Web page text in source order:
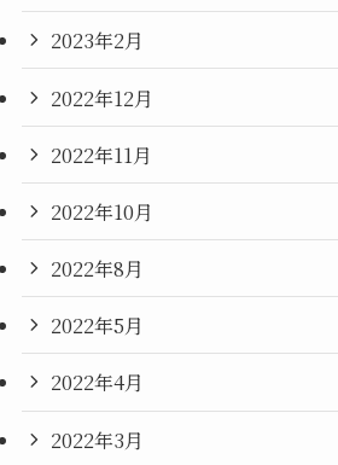
2023年2月
2022年12月
2022年11月
2022年10月
2022年8月
2022年5月
2022年4月
2022年3月